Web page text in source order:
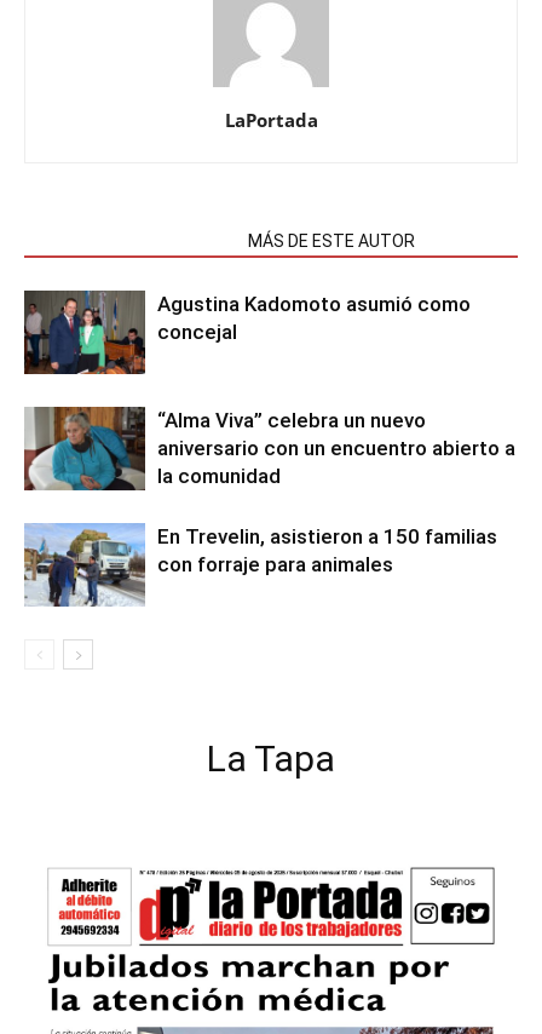
LaPortada
MÁS DE ESTE AUTOR
Agustina Kadomoto asumió como
concejal
“Alma Viva” celebra un nuevo
aniversario con un encuentro abierto a
la comunidad
En Trevelin, asistieron a 150 familias
con forraje para animales
La Tapa